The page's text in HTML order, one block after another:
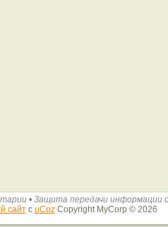
• Защита передачи информации
сайтс uCozCopyright MyCorp © 2026